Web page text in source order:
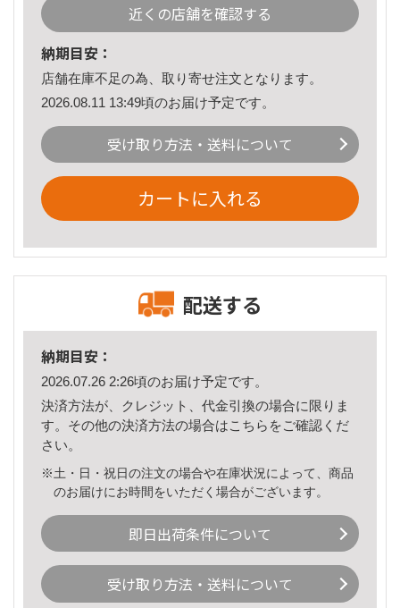
近くの店舗を確認する
納期目安：
店舗在庫不足の為、取り寄せ注文となります。
2026.08.11 13:49頃のお届け予定です。
受け取り方法・送料について
カートに入れる
配送する
納期目安：
2026.07.26 2:26頃のお届け予定です。
決済方法が、クレジット、代金引換の場合に限りま
す。その他の決済方法の場合はこちら をご確認くだ
さい。
※土・日・祝日の注文の場合や在庫状況によって、商品
のお届けにお時間をいただく場合がございます。
即日出荷条件について
受け取り方法・送料について